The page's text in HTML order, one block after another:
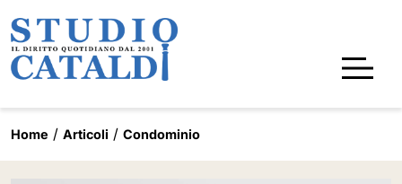
Home Articoli Condominio